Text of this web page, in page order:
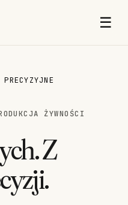
☰
PRECYZYJNE
ŻYWNOŚCI
Z